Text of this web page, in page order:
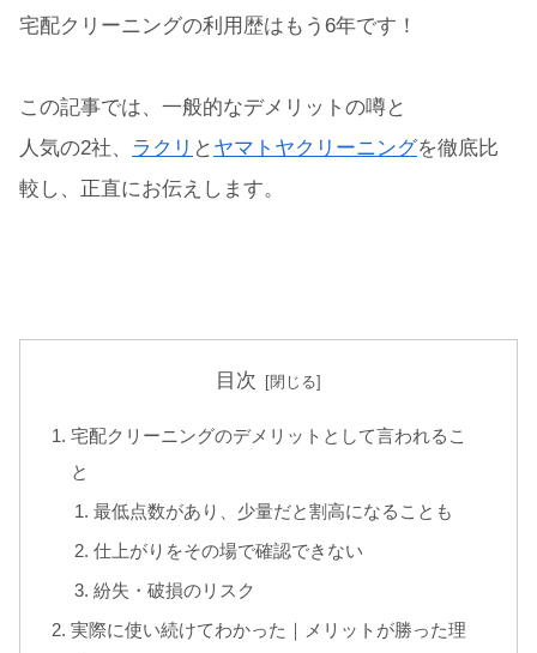
宅配クリーニングの利用歴はもう6年です！
この記事では、一般的なデメリットの噂と
人気の2社、 ラクリ と ヤマトヤクリーニングを徹底比
較し、正直にお伝えします。
目次
宅配クリーニングのデメリットとして言われるこ
と
最低点数があり、少量だと割高になることも
仕上がりをその場で確認できない
紛失・破損のリスク
実際に使い続けてわかった｜メリットが勝った理